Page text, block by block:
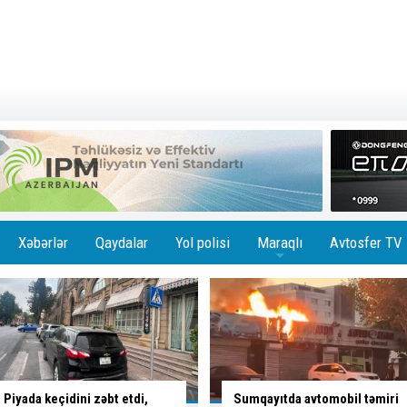
Xəbərlər Qaydalar Yol polisi Maraqlı Avtosfer TV
Sumqayıtda avtomobil təmiri
Maşın işıq dirəyinə çırpıldı -